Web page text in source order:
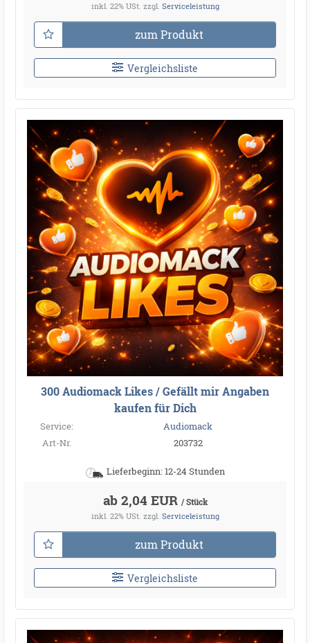
inkl. 22% USt. zzgl. Serviceleistung
zum Produkt
Vergleichsliste
300 Audiomack Likes / Gefällt mir Angaben
kaufen für Dich
Service:
Audiomack
Art-Nr.
203732
Lieferbeginn: 12-24 Stunden
ab 2,04 EUR / Stück
inkl. 22% USt. zzgl. Serviceleistung
zum Produkt
Vergleichsliste